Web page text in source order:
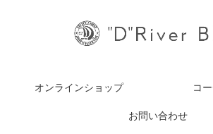
オンラインショップ コ
お問い合わせ